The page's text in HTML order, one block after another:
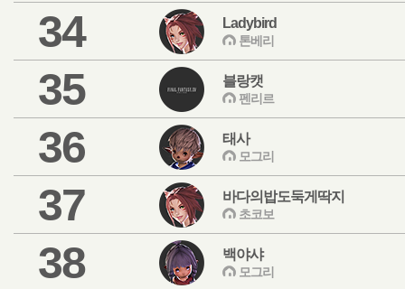
34 Ladybird
톤베리
35 블랑캣
펜리르
36 태사
모그리
37 바다의밥도둑게딱지
초코보
38 백야샤
모그리